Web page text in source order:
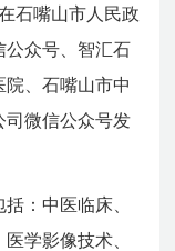
石嘴山市人民政
公众号、智汇石
、石嘴山市中
司微信公众号发
：中医临床、
学影像技术、